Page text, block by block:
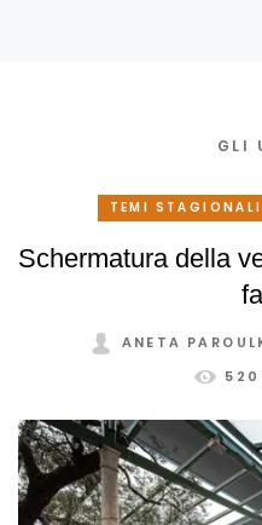
GLI
TEMI STAGIONALI
Schermatura della
ANETA
520